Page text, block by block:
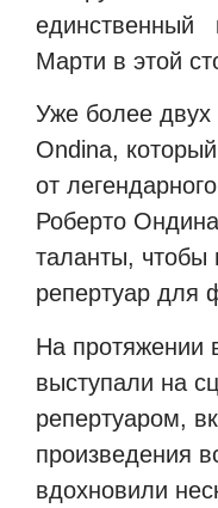
единственный
Марти в этой
Уже более двух
Ondina,
от
Роберто
таланты, чтобы
репертуар для
На протяжении
выступали на
репертуаром,
произведения
вдохновили